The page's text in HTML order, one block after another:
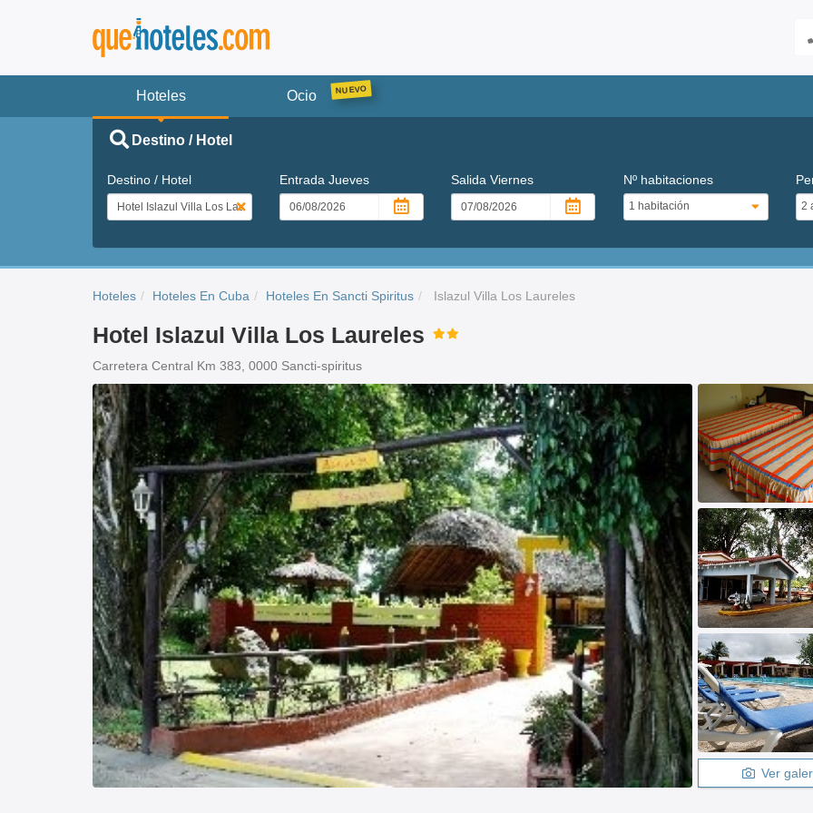
Hoteles Ocio
Destino / Hotel
Destino / Hotel Entrada Jueves SalidaViernes Nº habitaciones
Hoteles Hoteles En Cuba Hoteles En Sancti Spiritus Islazul Villa Los Laureles
Hotel Islazul Villa Los Laureles
Carretera Central Km 383, 0000 Sancti-spiritus
Ver